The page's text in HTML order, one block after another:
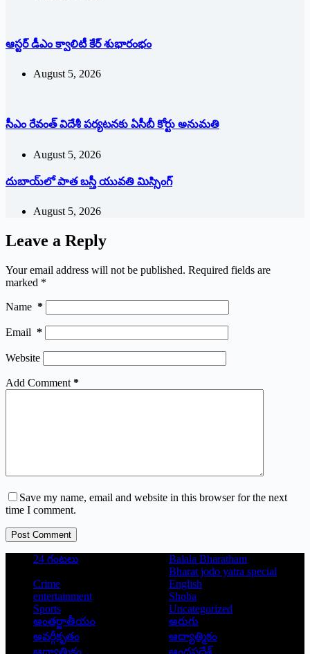
ఆస్టర్ డీఎం క్వాలిటీ కేర్ శుభారంభం
August 5, 2026
సీఎం రేవంత్ విదేశీ పర్యటనకు ఏసీబీ కోర్టు అనుమతి
August 5, 2026
దుబాయ్‌లో పాత బ‌స్తీ యువతి మిస్సింగ్
August 5, 2026
Leave a Reply
Your email address will not be published. Required fields are
marked *
Name *
Email *
Website
Add Comment *
Save my name, email and website in this browser for the next
time I comment.
Post Comment
24 గంటలు
Balala Bharatham
Bharat jodo yatra special
Crime
English
entertainment
Shoba
Sports
Uncategorized
అంతర్జాతీయం
అరుగు
అవర్గీకృతం
ఆద్యాత్మికం
ఆధ్యాత్మికం
ఆంధ్రప్రదేశ్